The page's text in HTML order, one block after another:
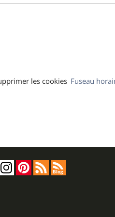
Fuseau
les cookies